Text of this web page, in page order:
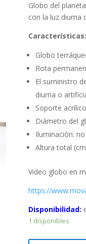
Globo del
con la luz diurna
Características:
Globo
Rota
El suministro
diurna o
Soporte
Diámetro del
Iluminación: no
Altura total
Video globo en
https://
Disponibilidad:
1 disponibles